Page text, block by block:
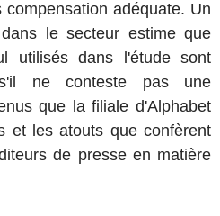
adéquate. Un
le secteur estime que
utilisés dans l'étude sont
ne conteste pas une
que la filiale d'Alphabet
et les atouts que confèrent
de presse en matière